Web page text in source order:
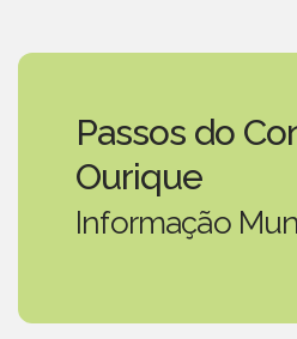
Passos do
Ourique
Informação